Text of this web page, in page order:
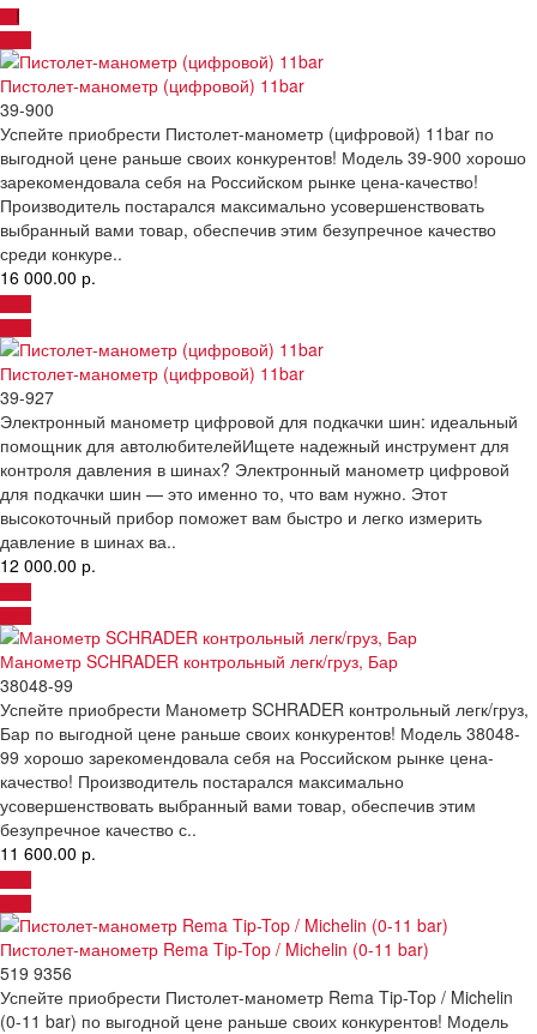
Пистолет-манометр (цифровой) 11bar
39-900
Успейте приобрести Пистолет-манометр (цифровой) 11bar по
выгодной цене раньше своих конкурентов! Модель 39-900 хорошо
зарекомендовала себя на Российском рынке цена-качество!
Производитель постарался максимально усовершенствовать
выбранный вами товар, обеспечив этим безупречное качество
среди конкуре..
16 000.00 р.
Пистолет-манометр (цифровой) 11bar
39-927
Электронный манометр цифровой для подкачки шин: идеальный
помощник для автолюбителейИщете надежный инструмент для
контроля давления в шинах? Электронный манометр цифровой
для подкачки шин — это именно то, что вам нужно. Этот
высокоточный прибор поможет вам быстро и легко измерить
давление в шинах ва..
12 000.00 р.
Манометр SCHRADER контрольный легк/груз, Бар
38048-99
Успейте приобрести Манометр SCHRADER контрольный легк/груз,
Бар по выгодной цене раньше своих конкурентов! Модель 38048-
99 хорошо зарекомендовала себя на Российском рынке цена-
качество! Производитель постарался максимально
усовершенствовать выбранный вами товар, обеспечив этим
безупречное качество с..
11 600.00 р.
Пистолет-манометр Rema Tip-Top / Michelin (0-11 bar)
519 9356
Успейте приобрести Пистолет-манометр Rema Tip-Top / Michelin
(0-11 bar) по выгодной цене раньше своих конкурентов! Модель